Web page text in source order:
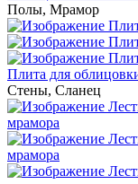
Полы, Мрамор
Плита для
Стены, Сланец